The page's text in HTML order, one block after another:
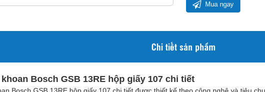
Mua ngay
Chi tiết sản phẩm
Bosch GSB 13RE hộp giấy 107 chi tiết